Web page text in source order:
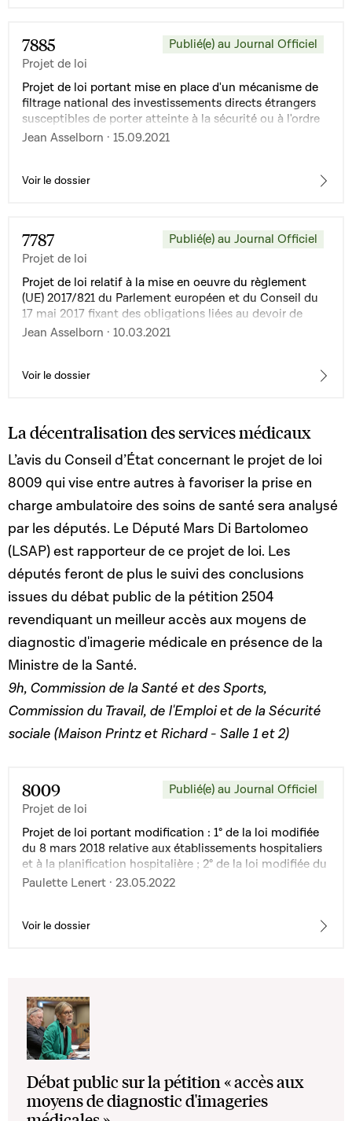
7885
Projet de loi
Publié(e) au Journal Officiel
Projet de loi portant mise en place d'un mécanisme de
filtrage national des investissements directs étrangers
susceptibles de porter atteinte à la sécurité ou à l'ordre
public aux fins de la mise en oeuvre du règlement (UE)
investissements directs étrangers dans l'Union, tel que
Jean Asselborn · 15.09.2021
Voir le dossier
7787
Projet de loi
Publié(e) au Journal Officiel
Projet de loi relatif à la mise en oeuvre du règlement
(UE) 2017/821 du Parlement européen et du Conseil du
17 mai 2017 fixant des obligations liées au devoir de
diligence à l'égard de la chaîne d'approvisionnement
l'or provenant de zones de conflit ou à haut risque
Jean Asselborn · 10.03.2021
Voir le dossier
La décentralisation des services médicaux
L’avis du Conseil d’État concernant le projet de loi
8009 qui vise entre autres à favoriser la prise en
charge ambulatoire des soins de santé sera analysé
par les députés. Le Député Mars Di Bartolomeo
(LSAP) est rapporteur de ce projet de loi. Les
députés feront de plus le suivi des conclusions
issues du débat public de la pétition 2504
revendiquant un meilleur accès aux moyens de
diagnostic d'imagerie médicale en présence de la
Ministre de la Santé.
9h, Commission de la Santé et des Sports,
Commission du Travail, de l'Emploi et de la Sécurité
sociale (Maison Printz et Richard - Salle 1 et 2)
8009
Projet de loi
Publié(e) au Journal Officiel
Projet de loi portant modification : 1° de la loi modifiée
du 8 mars 2018 relative aux établissements hospitaliers
et à la planification hospitalière ; 2° de la loi modifiée du
29 avril 1983 relative à l'exercice de la profession de
Paulette Lenert · 23.05.2022
Voir le dossier
Débat public sur la pétition « accès aux
moyens de diagnostic d'imageries